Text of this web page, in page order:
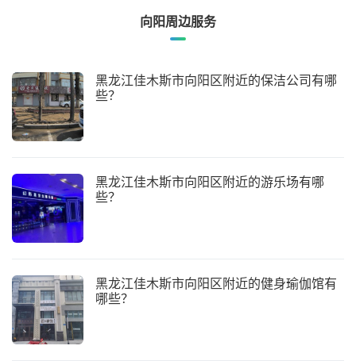
向阳周边服务
黑龙江佳木斯市向阳区附近的保洁公司有哪
些？
黑龙江佳木斯市向阳区附近的游乐场有哪
些？
黑龙江佳木斯市向阳区附近的健身瑜伽馆有
哪些？